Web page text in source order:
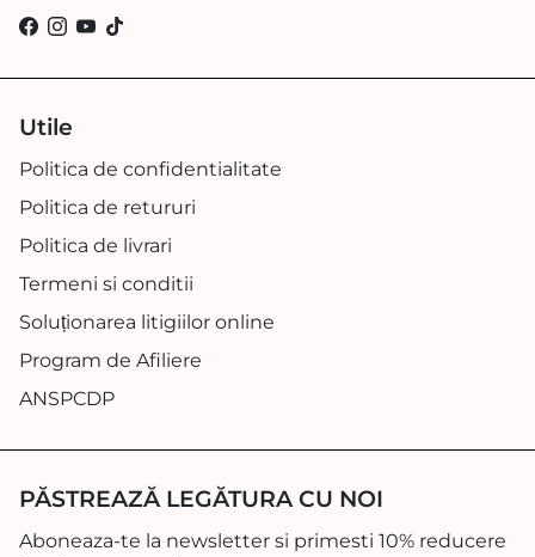
Utile
Politica de confidentialitate
Politica de retururi
Politica de livrari
Termeni si conditii
Soluționarea litigiilor online
Program de Afiliere
ANSPCDP
PĂSTREAZĂ LEGĂTURA CU NOI
Aboneaza-te la newsletter si primesti 10% reducere